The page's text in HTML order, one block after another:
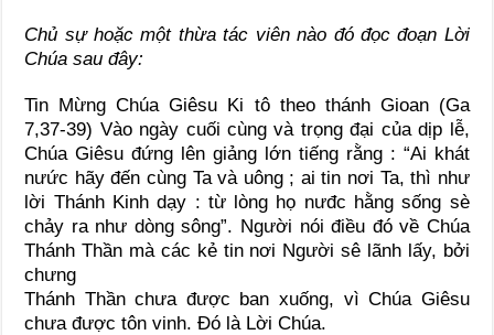
Chủ sự hoặc một thừa tác viên nào đó đọc đoạn Lời
Chúa sau đây:
Tin Mừng Chúa Giêsu Ki tô theo thánh Gioan (Ga
7,37-39) Vào ngày cuối cùng và trọng đại của dịp lễ,
Chúa Giêsu đứng lên giảng lớn tiếng rằng : “Ai khát
nưức hãy đến cùng Ta và uông ; ai tin nơi Ta, thì như
lời Thánh Kinh dạy : từ lòng họ nưđc hằng sống sè
chảy ra như dòng sông”. Người nói điều đó về Chúa
Thánh Thần mà các kẻ tin nơi Người sê lãnh lấy, bởi
chưng
Thánh Thần chưa được ban xuống, vì Chúa Giêsu
chưa được tôn vinh. Đó là Lời Chúa.